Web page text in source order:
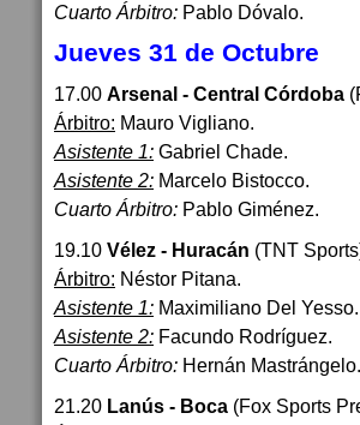
Cuarto Árbitro: Pablo Dóvalo.
Jueves 31 de Octubre
17.00 Arsenal - Central Córdoba
Árbitro: Mauro Vigliano.
Asistente 1: Gabriel Chade.
Asistente 2: Marcelo Bistocco.
Cuarto Árbitro: Pablo Giménez.
19.10 Vélez - Huracán (TNT
Árbitro: Néstor Pitana.
Asistente 1: Maximiliano Del Yesso.
Asistente 2: Facundo Rodríguez.
Cuarto Árbitro: Hernán Mastrángelo.
21.20 Lanús - Boca (Fox Sports